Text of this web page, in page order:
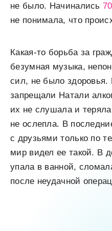
не было. Начинались
не понимала, что
Какая-то борьба за
безумная музыка,
сил, не было здоровья.
запрещали Натали
их не слушала и
не ослепла. В
с друзьями только по
мир видел ее такой. В
упала в ванной,
после неудачной